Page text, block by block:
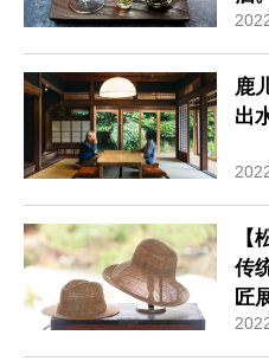
鹿
出
传
匠